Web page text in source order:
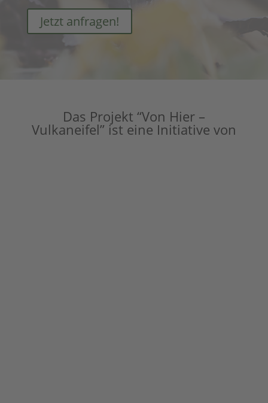
Jetzt anfragen!
Das Projekt “Von Hier –
Vulkaneifel” ist eine Initiative von